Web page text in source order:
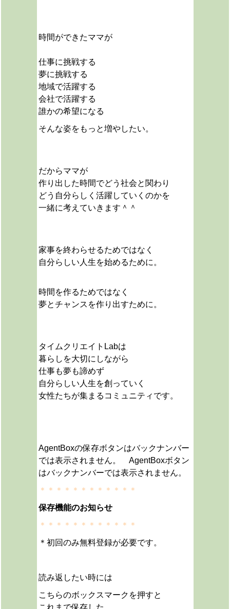
時間ができたママが
仕事に挑戦する
夢に挑戦する
地域で活躍する
会社で活躍する
誰かの希望になる
そんな姿をもっと増やしたい。
だからママが
作り出した時間でどう社会と関わり
どう自分らしく活躍していくのかを
一緒に考えていきます＾＾
家事を終わらせるためではなく
自分らしい人生を始めるために。
時間を作るためではなく
夢とチャンスを作り出すために。
タイムクリエイトLabは
暮らしを大切にしながら
仕事も夢も諦めず
自分らしい人生を創っていく
女性たちが集まるコミュニティです。
AgentBoxの保存ボタンはバックナンバー
では表示されません。 AgentBoxボタン
はバックナンバーでは表示されません。
＊＊＊＊＊＊＊＊＊＊＊＊
保存機能のお知らせ
＊＊＊＊＊＊＊＊＊＊＊＊
＊初回のみ無料登録が必要です。
読み返したい時には
こちらのボックスマークを押すと
これまで保存した